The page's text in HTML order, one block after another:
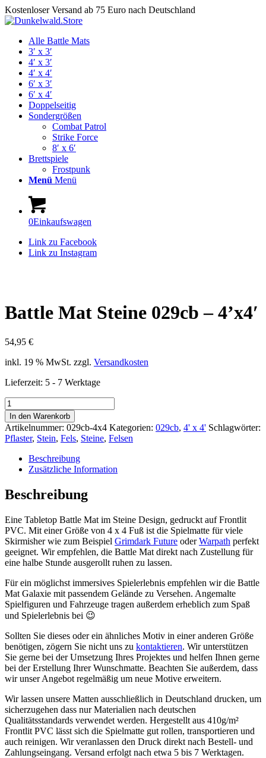
Kostenloser Versand ab 75 Euro nach Deutschland
Alle Battle Mats
3′ x 3′
4′ x 3′
4′ x 4′
6′ x 3′
6′ x 4′
Doppelseitig
Sondergrößen
Combat Patrol
Strike Force
8′ x 6′
Brettspiele
Frostpunk
Menü Menü
0Einkaufswagen
Link zu Facebook
Link zu Instagram
Battle Mat Steine 029cb – 4’x4′
54,95 €
inkl. 19 % MwSt. zzgl. Versandkosten
Lieferzeit: 5 - 7 Werktage
Battle
Mat
Steine
029cb
-
4'x4'
Menge
In den Warenkorb
Artikelnummer: 029cb-4x4 Kategorien: 029cb, 4' x 4' Schlagwörter:
Pflaster, Stein, Fels, Steine, Felsen
Beschreibung
Zusätzliche Information
Beschreibung
Eine Tabletop Battle Mat im Steine Design, gedruckt auf Frontlit
PVC. Mit einer Größe von 4 x 4 Fuß ist die Spielmatte für viele
Skirmisher wie zum Beispiel Grimdark Future oderWarpath perfekt
geeignet. Wir empfehlen, die Battle Mat direkt nach Zustellung für
eine halbe Stunde ausgerollt ruhen zu lassen.
Für ein möglichst immersives Spielerlebnis empfehlen wir die Battle
Mat Galaxie mit passendem Gelände zu Versehen. Angemalte
Spielfiguren und Fahrzeuge tragen außerdem erheblich zum Spaß
und Spielerlebnis bei 😉
Sollten Sie dieses oder ein ähnliches Motiv in einer anderen Größe
benötigen, zögern Sie nicht uns zu kontaktieren. Wir unterstützen
Sie gerne bei der Umsetzung Ihres Projektes und helfen Ihnen gerne
bei der Erstellung Ihrer Wunschmatte. Beachten Sie außerdem, dass
wir unser Angebot regelmäßig um neue Motive erweitern.
Wir lassen unsere Matten ausschließlich in Deutschland drucken, um
sicherzugehen dass nur Materialien nach deutschen
Qualitätsstandards verwendet werden. Hergestellt aus 410g/m²
Frontlit PVC lässt sich die Spielmatte gut rollen, transportieren und
auch reinigen. Wir veranlassen den Druck direkt nach Bestell- und
Zahlungseingang. Versand erfolgt nach etwa 5 bis 7 Werktagen.